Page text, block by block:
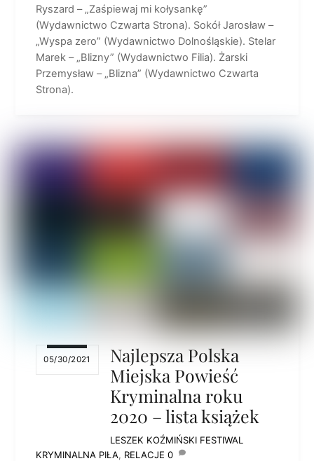
Ryszard – „Zaśpiewaj mi kołysankę”
(Wydawnictwo Czwarta Strona). Sokół Jarosław –
„Wyspa zero” (Wydawnictwo Dolnośląskie). Stelar
Marek – „Blizny” (Wydawnictwo Filia). Żarski
Przemysław – „Blizna” (Wydawnictwo Czwarta
Strona).
05/30/2021
Najlepsza Polska
Miejska Powieść
Kryminalna roku
2020 – lista książek
LESZEK KOŹMIŃSKI FESTIWAL
KRYMINALNA PIŁA, RELACJE 0